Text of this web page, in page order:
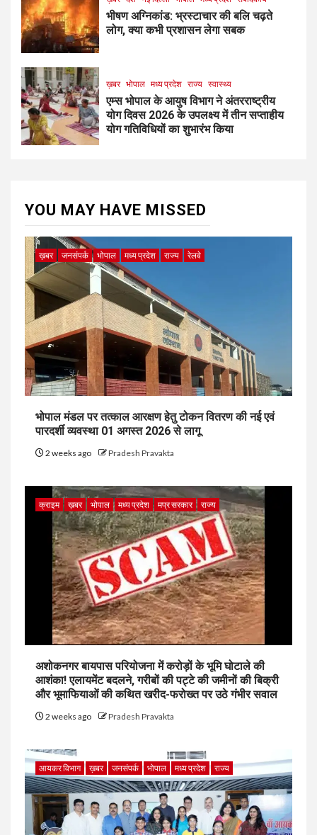
भीषण अग्निकांड: भ्रस्टाचार की बलि चढ़ते
लोग, क्या कभी प्रशासन लेगा सबक
ख़बर भोपाल मध्य प्रदेश राज्य स्वास्थ्य
एम्स भोपाल के आयुष विभाग ने अंतरराष्ट्रीय
योग दिवस 2026 के उपलक्ष्य में तीन सप्ताहीय
योग गतिविधियों का शुभारंभ किया
YOU MAY HAVE MISSED
ख़बर जनसंपर्क भोपाल मध्य प्रदेश राज्य रेलवे
भोपाल मंडल पर तत्काल आरक्षण हेतु टोकन वितरण की नई एवं
पारदर्शी व्यवस्था 01 अगस्त 2026 से लागू
2 weeks ago Pradesh Pravakta
क्राइम ख़बर भोपाल मध्य प्रदेश मप्र सरकार राज्य
अशोकनगर बायपास परियोजना में करोड़ों के भूमि घोटाले की
आशंका! एलायमेंट बदलने, गरीबों की पट्टे की जमीनों की बिक्री
और भूमाफियाओं की कथित खरीद-फरोख्त पर उठे गंभीर सवाल
2 weeks ago Pradesh Pravakta
आयकर विभाग ख़बर जनसंपर्क भोपाल मध्य प्रदेश राज्य